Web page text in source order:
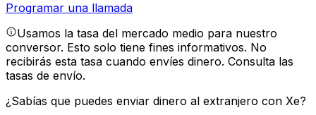
Programar una llamada
Usamos la tasa del mercado medio para nuestro
conversor. Esto solo tiene fines informativos. No
recibirás esta tasa cuando envíes dinero. Consulta las
tasas de envío.
¿Sabías que puedes enviar dinero al extranjero con Xe?